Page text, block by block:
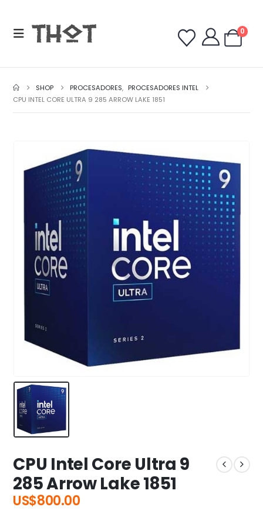
0
SHOP PROCESADORES, PROCESADORES INTEL
CPU INTEL CORE ULTRA 9 285 ARROW LAKE 1851
CPU Intel Core Ultra 9
285 Arrow Lake 1851
US$800.00